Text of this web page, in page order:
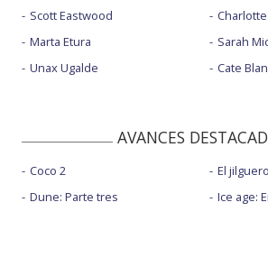
Scott Eastwood
Marta Etura
Unax Ugalde
Sarah
Cate
AVANCES
Coco 2
Dune: Parte tres
El jilguero
Ice age: